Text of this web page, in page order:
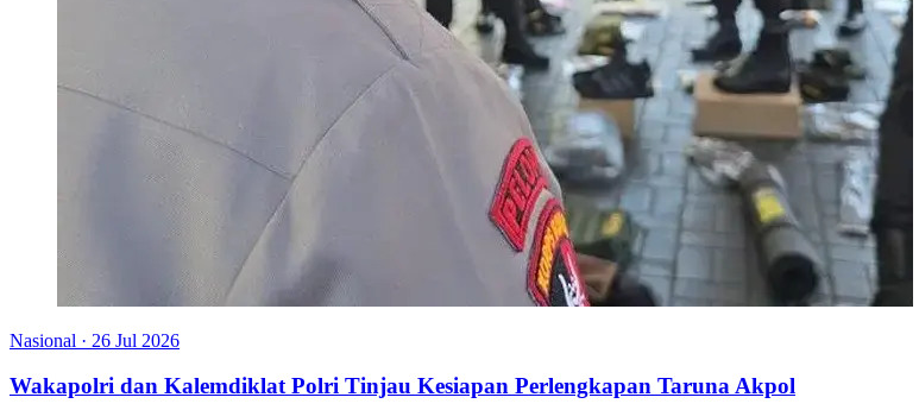
Nasional · 26 Jul 2026
Wakapolri dan Kalemdiklat Polri Tinjau Kesiapan Perlengkapan Taruna Akpol